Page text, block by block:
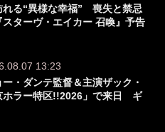
れる“異様な幸福” 喪失と禁忌
ターヴ・エイカー 召喚』予告
13:23
ー・ダンテ監督＆主演ザック・
ホラー特区!!2026」で来日 ギ